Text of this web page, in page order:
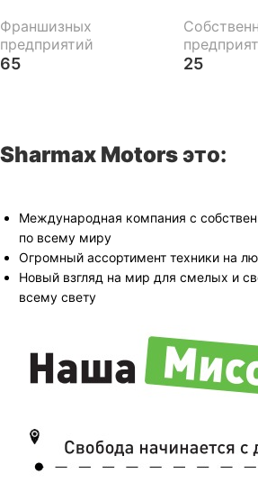
Франшизных
предприятий
65 25
Sharmax Motors это:
Международная компания с
по всему миру
Огромный ассортимент техники на
Новый взгляд на мир для смелых и
всему свету